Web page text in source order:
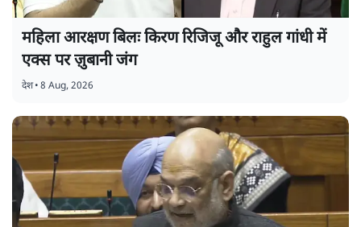
महिला आरक्षण बिलः किरण रिजिजू और राहुल गांधी में
एक्स पर ज़ुबानी जंग
देश•8 Aug, 2026